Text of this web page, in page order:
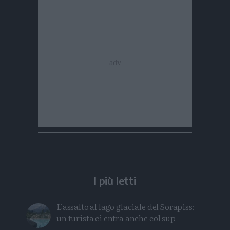
I più letti
L'assalto al lago glaciale del Sorapiss:
un turista ci entra anche col sup